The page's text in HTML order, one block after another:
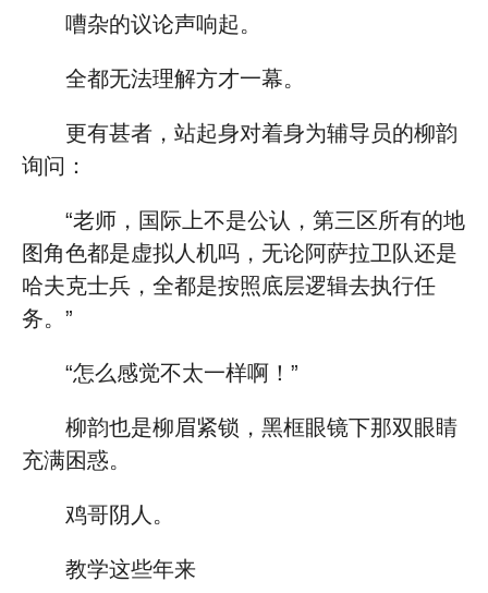
嘈杂的议论声响起。
全都无法理解方才一幕。
更有甚者，站起身对着身为辅导员的柳韵
询问：
“老师，国际上不是公认，第三区所有的地
图角色都是虚拟人机吗，无论阿萨拉卫队还是
哈夫克士兵，全都是按照底层逻辑去执行任
务。”
“怎么感觉不太一样啊！”
柳韵也是柳眉紧锁，黑框眼镜下那双眼睛
充满困惑。
鸡哥阴人。
教学这些年来